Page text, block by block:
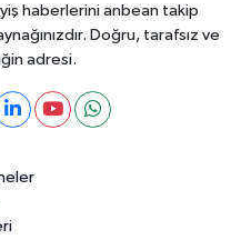
haberlerini anbean takip
Doğru, tarafsız ve
adresi.